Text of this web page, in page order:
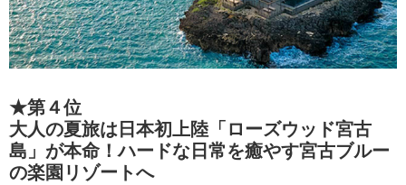
★第４位
大人の夏旅は日本初上陸「ローズウッド宮古
島」が本命！ハードな日常を癒やす宮古ブルー
の楽園リゾートへ